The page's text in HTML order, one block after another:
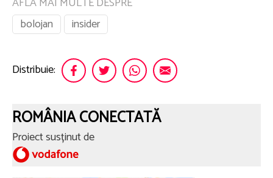
bolojan
insider
Distribuie:
ROMÂNIA CONECTATĂ
Proiect susținut de